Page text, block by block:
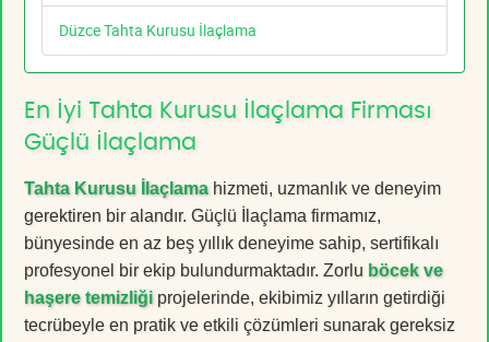
Düzce Tahta Kurusu İlaçlama
En İyi Tahta Kurusu İlaçlama Firması
Güçlü İlaçlama
Tahta Kurusu İlaçlamahizmeti, uzmanlık ve deneyim
gerektiren bir alandır. Güçlü İlaçlama firmamız,
bünyesinde en az beş yıllık deneyime sahip, sertifikalı
profesyonel bir ekip bulundurmaktadır. Zorlu böcek ve
haşere temizliği projelerinde, ekibimiz yılların getirdiği
tecrübeyle en pratik ve etkili çözümleri sunarak gereksiz